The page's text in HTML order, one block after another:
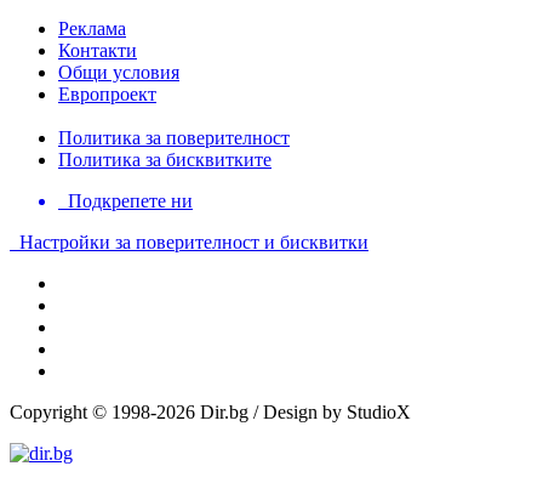
Реклама
Контакти
Общи условия
Европроект
Политика за поверителност
Политика за бисквитките
Подкрепете ни
Настройки за поверителност и бисквитки
Copyright © 1998-2026 Dir.bg / Design by StudioX